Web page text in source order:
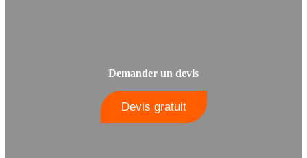
Demander un devis
Devis gratuit